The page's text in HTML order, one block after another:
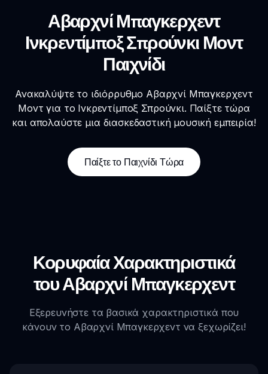
Αβαρχνί Μπαγκερχεντ
Ινκρεντίμποξ Σπρούνκι Μοντ
Παιχνίδι
Ανακαλύψτε το ιδιόρρυθμο Αβαρχνί Μπαγκερχεντ
Μοντ για το Ινκρεντίμποξ Σπρούνκι. Παίξτε τώρα
και απολαύστε μια διασκεδαστική μουσική εμπειρία!
Παίξτε το Παιχνίδι Τώρα
Κορυφαία Χαρακτηριστικά
του Αβαρχνί Μπαγκερχεντ
Εξερευνήστε τα βασικά χαρακτηριστικά που
κάνουν το Αβαρχνί Μπαγκερχεντ να ξεχωρίζει!